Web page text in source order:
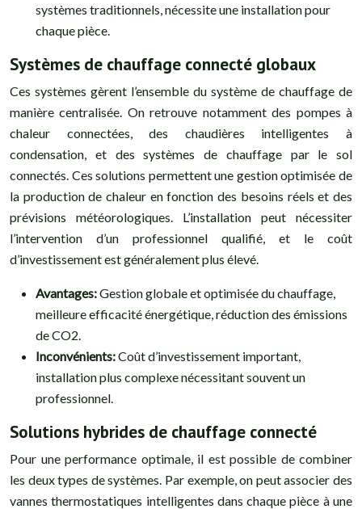
systèmes traditionnels, nécessite une installation pour
chaque pièce.
Systèmes de chauffage connecté globaux
Ces systèmes gèrent l’ensemble du système de chauffage de
manière centralisée. On retrouve notamment des pompes à
chaleur connectées, des chaudières intelligentes à
condensation, et des systèmes de chauffage par le sol
connectés. Ces solutions permettent une gestion optimisée de
la production de chaleur en fonction des besoins réels et des
prévisions météorologiques. L’installation peut nécessiter
l’intervention d’un professionnel qualifié, et le coût
d’investissement est généralement plus élevé.
Avantages:Gestion globale et optimisée du chauffage,
meilleure efficacité énergétique, réduction des émissions
de CO2.
Inconvénients:Coût d’investissement important,
installation plus complexe nécessitant souvent un
professionnel.
Solutions hybrides de chauffage connecté
Pour une performance optimale, il est possible de combiner
les deux types de systèmes. Par exemple, on peut associer des
vannes thermostatiques intelligentes dans chaque pièce à une